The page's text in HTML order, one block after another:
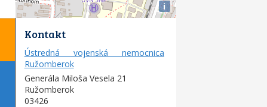
i
Kontakt
Ústredná vojenská nemocnica
Ružomberok
Generála Miloša Vesela 21
Ružomberok
03426